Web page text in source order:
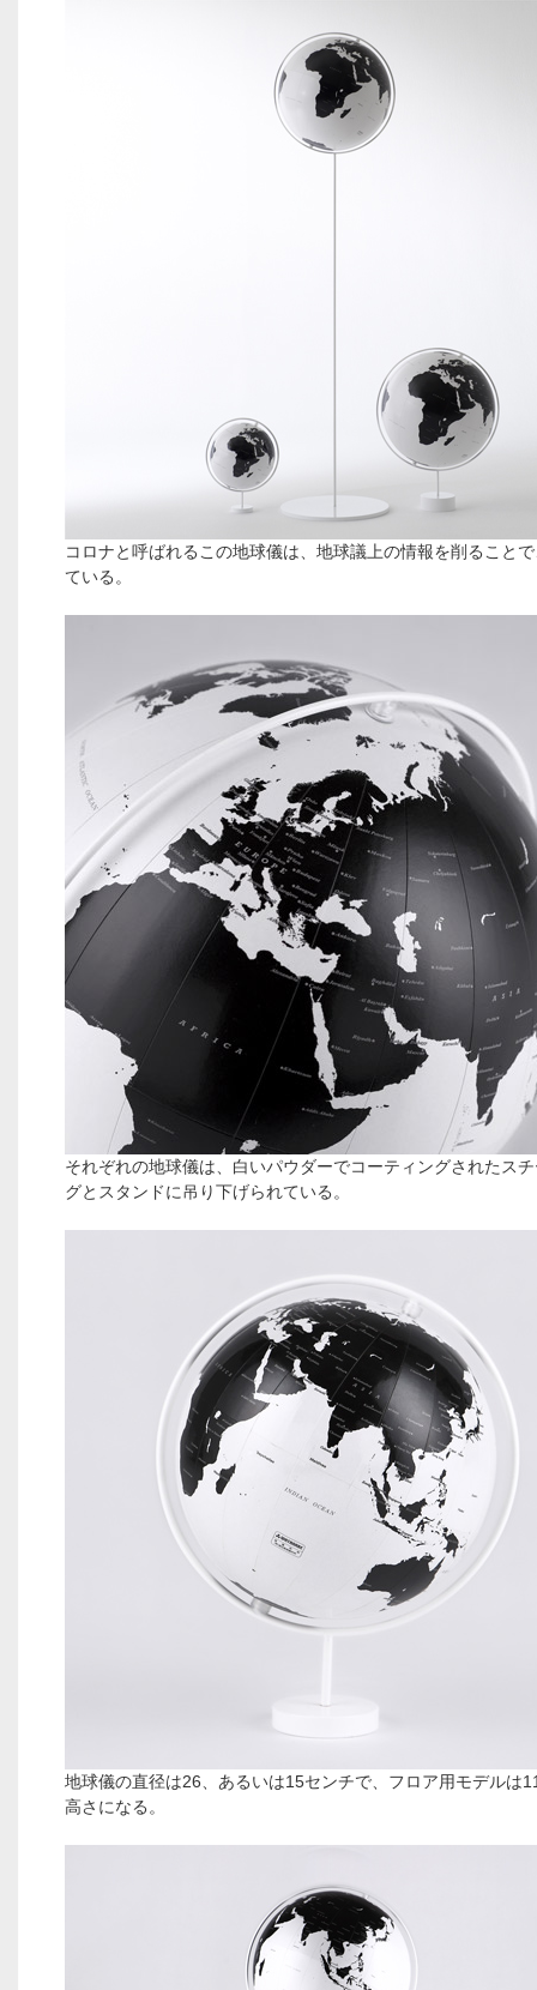
コロナと呼ばれるこの地球儀は、地球議上の情報を削ること
ている。
それぞれの地球儀は、白いパウダーでコーティングされたス
グとスタンドに吊り下げられている。
地球儀の直径は26、あるいは15センチで、フロア用モデルは
高さになる。